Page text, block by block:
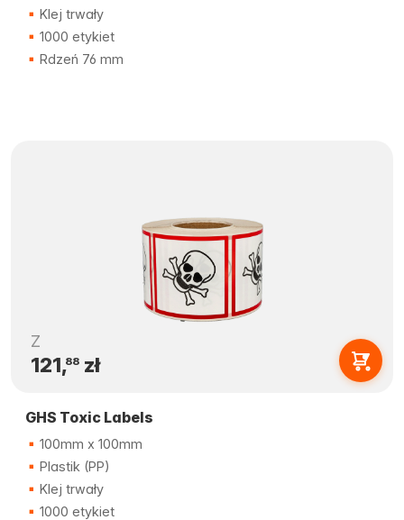
Klej trwały
1000 etykiet
Rdzeń 76 mm
Z
121,88zł
GHS Toxic Labels
100mm x 100mm
Plastik (PP)
Klej trwały
1000 etykiet